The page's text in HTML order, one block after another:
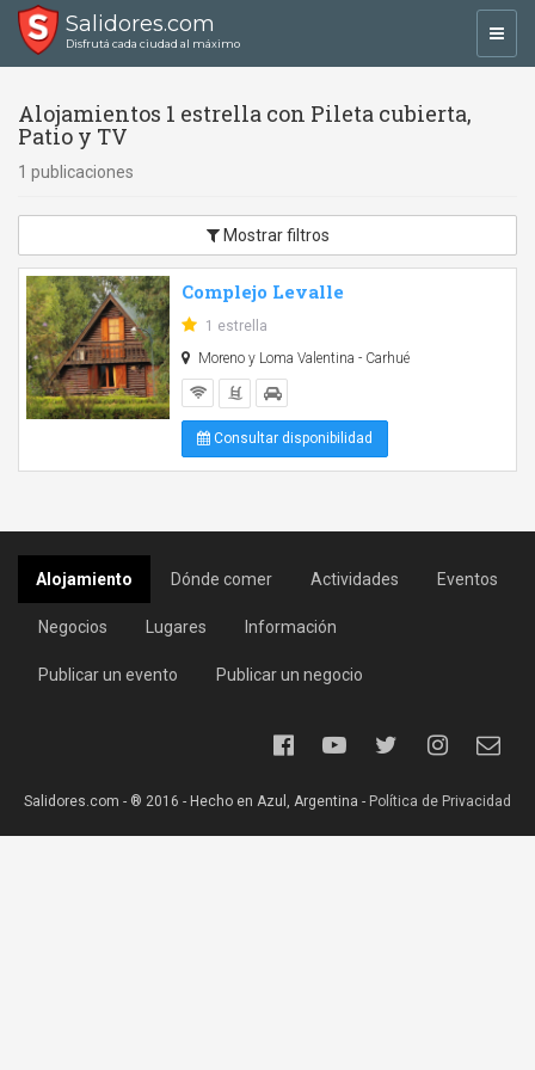
Salidores.com
Disfrutá cada ciudad al máximo
Alojamientos 1 estrella con Pileta cubierta,
Patio y TV
1 publicaciones
Mostrar filtros
Complejo Levalle
1 estrella
Moreno y Loma Valentina - Carhué
Consultar disponibilidad
Alojamiento Dónde comer Actividades Eventos
Negocios Lugares Información
Publicar un evento Publicar un negocio
Salidores.com - ® 2016 - Hecho en Azul, Argentina - Política de Privacidad